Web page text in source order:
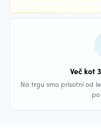
Več kot
Na trgu smo prisotni od